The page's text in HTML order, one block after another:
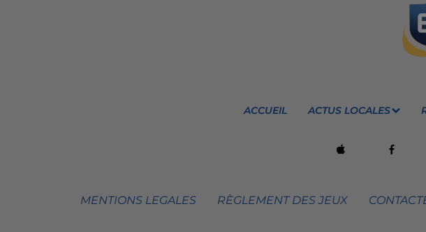
ACCUEIL ACTUS LOCALES
MENTIONS LEGALES RÈGLEMENT DES JEUX